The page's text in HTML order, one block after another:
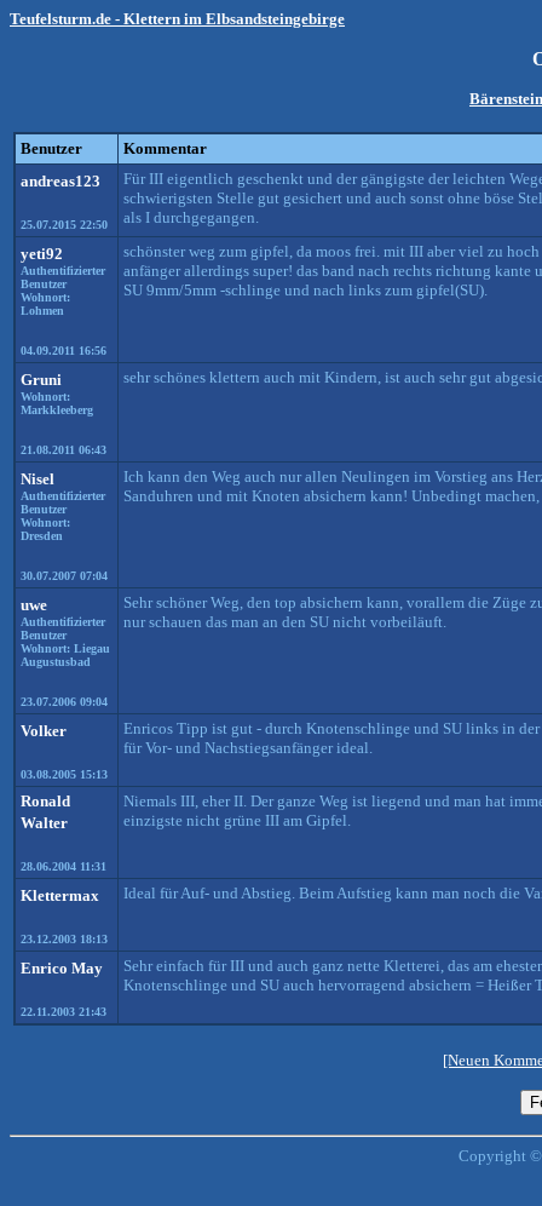
Teufelsturm.de - Klettern im Elbsandsteingebirge
Benutzer
Kommentar
andreas123
25.07.2015 22:50
Für III eigentlich geschenkt und der gängigste der leichten
schwierigsten Stelle gut gesichert und auch sonst ohne böse
als I durchgegangen.
yeti92
Authentifizierter
Benutzer
Wohnort:
Lohmen
04.09.2011 16:56
schönster weg zum gipfel, da moos frei. mit III aber viel zu
anfänger allerdings super! das band nach rechts richtung
SU 9mm/5mm -schlinge und nach links zum gipfel(SU).
Gruni
Wohnort:
Markkleeberg
21.08.2011 06:43
sehr schönes klettern auch mit Kindern, ist auch sehr gut
Nisel
Authentifizierter
Benutzer
Wohnort:
Dresden
30.07.2007 07:04
Ich kann den Weg auch nur allen Neulingen im Vorstieg ans
Sanduhren und mit Knoten absichern kann! Unbedingt
uwe
Authentifizierter
Benutzer
Wohnort: Liegau
Augustusbad
23.07.2006 09:04
Sehr schöner Weg, den top absichern kann, vorallem die Züge
nur schauen das man an den SU nicht vorbeiläuft.
Volker
03.08.2005 15:13
Enricos Tipp ist gut - durch Knotenschlinge und SU links in
für Vor- und Nachstiegsanfänger ideal.
Ronald
Walter
28.06.2004 11:31
Niemals III, eher II. Der ganze Weg ist liegend und man hat
einzigste nicht grüne III am Gipfel.
Klettermax
23.12.2003 18:13
Ideal für Auf- und Abstieg. Beim Aufstieg kann man noch die
Enrico May
22.11.2003 21:43
Sehr einfach für III und auch ganz nette Kletterei, das am
Knotenschlinge und SU auch hervorragend absichern =
[Neuen
Copyright ©